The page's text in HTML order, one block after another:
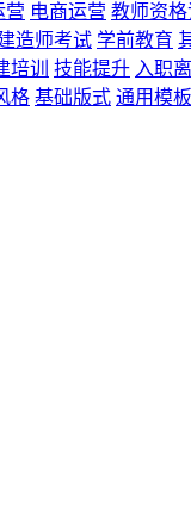
营 电商运营 教师资
造师考试 学前教育
培训 技能提升 入职
格 基础版式 通用模板